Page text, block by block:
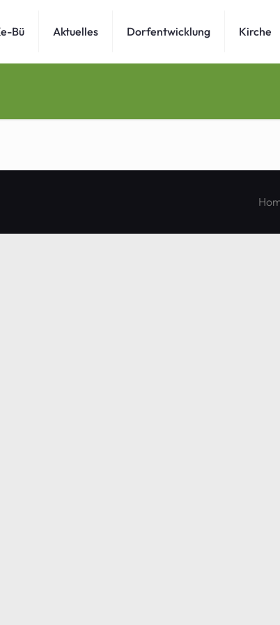
Bü Aktuelles Dorfentwicklung Kirche